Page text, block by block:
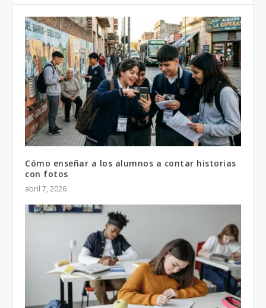
Cómo enseñar a los alumnos a contar historias
con fotos
abril 7, 2026